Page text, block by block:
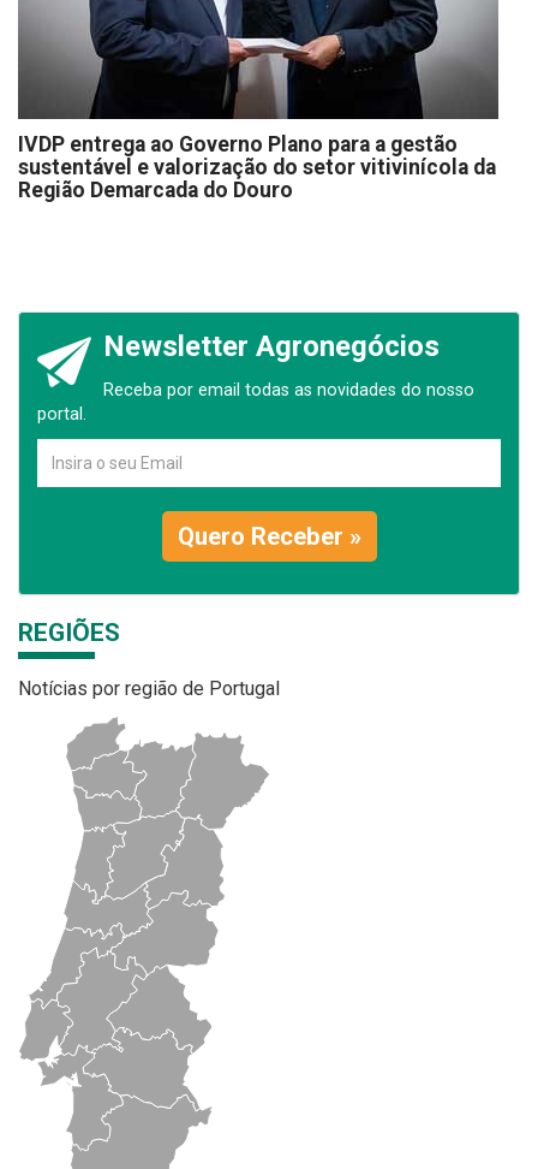
IVDP entrega ao Governo Plano para a gestão
sustentável e valorização do setor vitivinícola da
Região Demarcada do Douro
Newsletter Agronegócios
Receba por email todas as novidades do nosso
portal.
Quero Receber »
REGIÕES
Notícias por região de Portugal